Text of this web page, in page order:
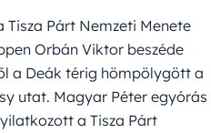
Párt Nemzeti Menete
Orbán Viktor beszéde
a Deák térig hömpölygött a
utat. Magyar Péter egyórás
a Tisza Párt